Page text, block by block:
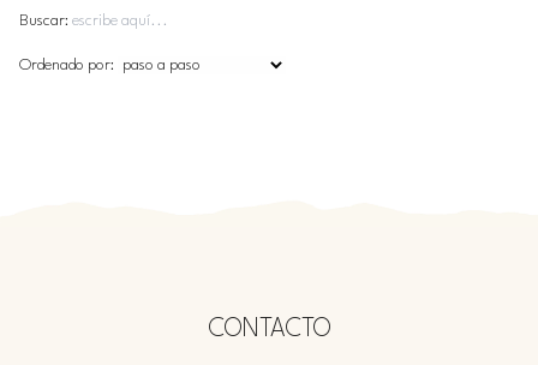
Buscar:
Ordenado por:
CONTACTO